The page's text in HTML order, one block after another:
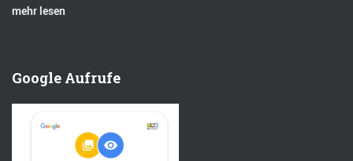
mehr lesen
Google Aufrufe